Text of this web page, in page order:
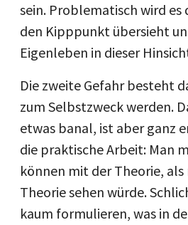
sein. Problematisch wird es
den Kipppunkt übersieht
Eigenleben in dieser
Die zweite Gefahr besteht
zum Selbstzweck werden.
etwas banal, ist aber ganz
die praktische Arbeit: Man
können mit der Theorie, als
Theorie sehen würde.
kaum formulieren, was in